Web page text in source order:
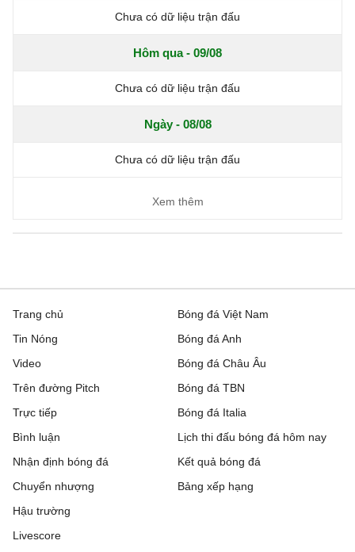
Chưa có dữ liệu trận đấu
Hôm qua - 09/08
Chưa có dữ liệu trận đấu
Ngày - 08/08
Chưa có dữ liệu trận đấu
Xem thêm
Trang chủ
Tin Nóng
Video
Trên đường Pitch
Trực tiếp
Bóng đá Việt Nam
Bóng đá Anh
Bóng đá Châu Âu
Bóng đá TBN
Bóng đá Italia
Bình luận
Nhận định bóng đá
Chuyển nhượng
Hậu trường
Livescore
Lịch thi đấu bóng đá hôm nay
Kết quả bóng đá
Bảng xếp hạng